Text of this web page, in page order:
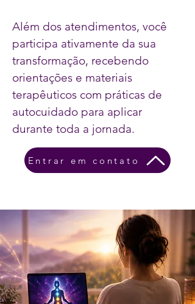
Além dos atendimentos, você
participa ativamente da sua
transformação, recebendo
orientações e materiais
terapêuticos com práticas de
autocuidado para aplicar
durante toda a jornada.
Entrar em contato